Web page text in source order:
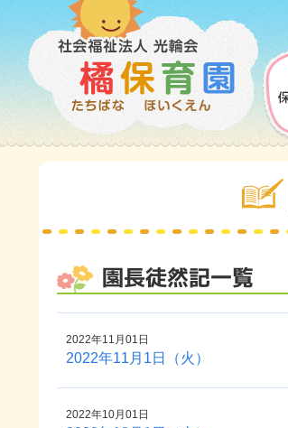
園長徒然記一覧
2022年11月01日
2022年11月1日（火）
2022年10月01日